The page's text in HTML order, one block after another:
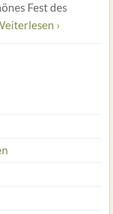
Fest des
›